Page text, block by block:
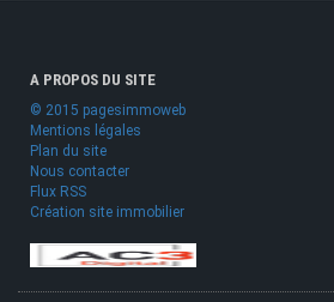
A PROPOS DU SITE
© 2015 pagesimmoweb
Mentions légales
Plan du site
Nous contacter
Flux RSS
Création site immobilier